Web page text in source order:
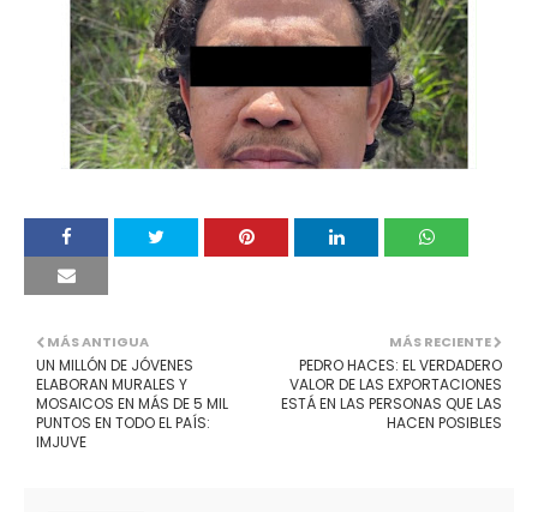
MÁS RECIENTE
PEDRO HACES: EL VERDADERO
VALOR DE LAS EXPORTACIONES
ESTÁ EN LAS PERSONAS QUE LAS
HACEN POSIBLES
MÁS ANTIGUA
UN MILLÓN DE JÓVENES
ELABORAN MURALES Y
MOSAICOS EN MÁS DE 5 MIL
PUNTOS EN TODO EL PAÍS:
IMJUVE